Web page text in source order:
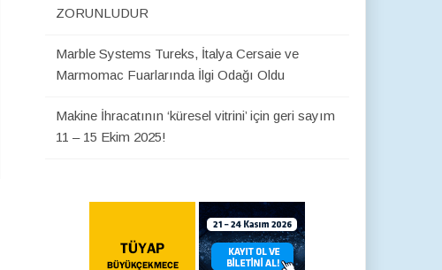
ZORUNLUDUR
Marble Systems Tureks, İtalya Cersaie ve
Marmomac Fuarlarında İlgi Odağı Oldu
Makine İhracatının ‘küresel vitrini’ için geri sayım
11 – 15 Ekim 2025!